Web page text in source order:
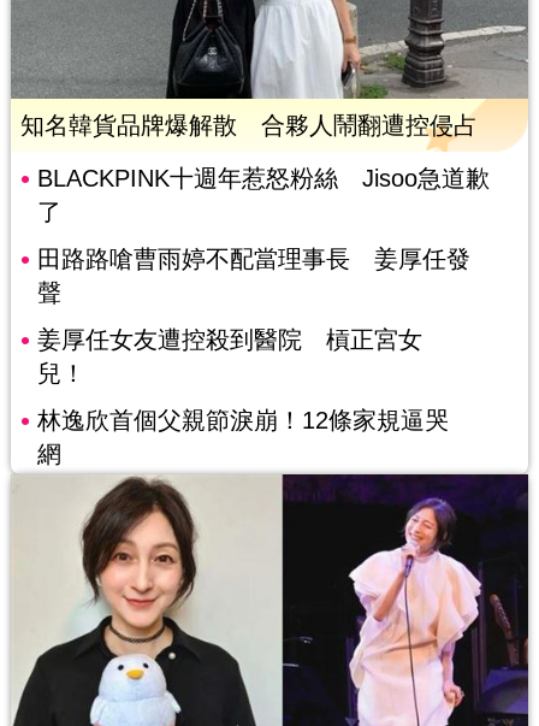
知名韓貨品牌爆解散 合夥人鬧翻遭控侵占
BLACKPINK十週年惹怒粉絲 Jisoo急道歉
了
田路路嗆曹雨婷不配當理事長 姜厚任發
聲
姜厚任女友遭控殺到醫院 槓正宮女
兒！
林逸欣首個父親節淚崩！12條家規逼哭
網